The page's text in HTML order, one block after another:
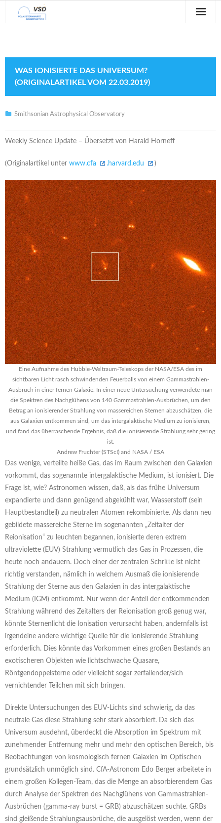
Veranstaltungen
Verein
WAS IONISIERTE DAS UNIVERSUM?
(ORIGINALARTIKEL VOM 22.03.2019)
Smithsonian Astrophysical Observatory
Weekly Science Update – Übersetzt von Harald Horneff
(Originalartikel unter www.cfa .harvard.edu )
Eine Aufnahme des Hubble-Weltraum-Teleskops der NASA/ESA des im
sichtbaren Licht rasch schwindenden Feuerballs von einem Gammastrahlen-
Ausbruch in einer fernen Galaxie. In einer neue Untersuchung verwendete man
die Spektren des Nachglühens von 140 Gammastrahlen-Ausbrüchen, um den
Betrag an ionisierender Strahlung von massereichen Sternen abzuschätzen, die
aus Galaxien entkommen sind, um das intergalaktische Medium zu ionisieren,
und fand das überraschende Ergebnis, daß die ionisierende Strahlung sehr gering
ist.
Andrew Fruchter (STScI) and NASA / ESA
Das wenige, verteilte heiße Gas, das im Raum zwischen den Galaxien
vorkommt, das sogenannte intergalaktische Medium, ist ionisiert. Die
Frage ist, wie? Astronomen wissen, daß, als das frühe Universum
expandierte und dann genügend abgekühlt war, Wasserstoff (sein
Hauptbestandteil) zu neutralen Atomen rekombinierte. Als dann neu
gebildete massereiche Sterne im sogenannten „Zeitalter der
Reionisation“ zu leuchten begannen, ionisierte deren extrem
ultraviolette (EUV) Strahlung vermutlich das Gas in Prozessen, die
heute noch andauern. Doch einer der zentralen Schritte ist nicht
richtig verstanden, nämlich in welchem Ausmaß die ionisierende
Strahlung der Sterne aus den Galaxien in das intergalaktische
Medium (IGM) entkommt. Nur wenn der Anteil der entkommenden
Strahlung während des Zeitalters der Reionisation groß genug war,
könnte Sternenlicht die Ionisation verursacht haben, andernfalls ist
irgendeine andere wichtige Quelle für die ionisierende Strahlung
erforderlich. Dies könnte das Vorkommen eines großen Bestands an
exotischeren Objekten wie lichtschwache Quasare,
Röntgendoppelsterne oder vielleicht sogar zerfallender/sich
vernichtender Teilchen mit sich bringen.
Direkte Untersuchungen des EUV-Lichts sind schwierig, da das
neutrale Gas diese Strahlung sehr stark absorbiert. Da sich das
Universum ausdehnt, überdeckt die Absorption im Spektrum mit
zunehmender Entfernung mehr und mehr den optischen Bereich, bis
Beobachtungen von kosmologisch fernen Galaxien im Optischen
grundsätzlich unmöglich sind. CfA-Astronom Edo Berger arbeitete in
einem großen Kollegen-Team, das die Menge an absorbierendem Gas
durch Analyse der Spektren des Nachglühens von Gammastrahlen-
Ausbrüchen (gamma-ray burst = GRB) abzuschätzen suchte. GRBs
sind gleißende Strahlungsausbrüche, die ausgelöst werden, wenn der